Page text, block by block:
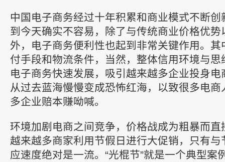
中国电子商务经过十年积累和商业模式不断
到今天确实不容易，除了与传统商业价格优
外，电子商务便利性也起到非常关键作用。
付手段和物流条件，当然，整体信用环境与
电子商务快速发展，吸引越来越多企业投身
从过去蓝海慢慢变成恐怖红海，以致很多电
多企业赔本赚呦喊。
环境加剧电商之间竞争，价格战成为粗暴而
越来越多商家利用节假日进行大促销，只有
应速度绝对是一流。“光棍节”就是一个典型案